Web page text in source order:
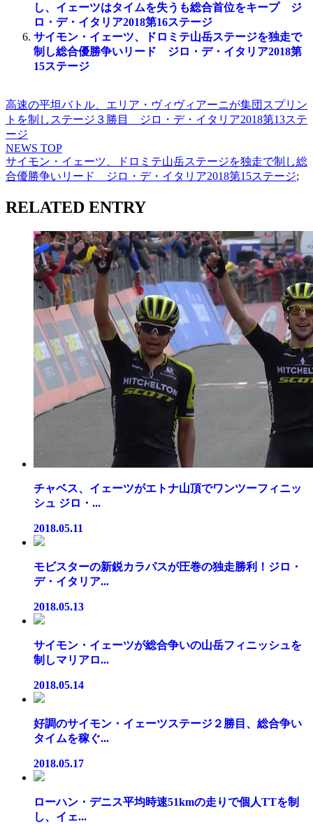
し、イェーツはタイムを失うも総合首位をキープ ジ
ロ・デ・イタリア2018第16ステージ
サイモン・イェーツ、ドロミテ山岳ステージを独走で
制し総合優勝争いリード ジロ・デ・イタリア2018第
15ステージ
高速の平坦バトル、エリア・ヴィヴィアーニが集団スプリン
トを制しステージ３勝目 ジロ・デ・イタリア2018第13ステ
ージ
NEWS TOP
サイモン・イェーツ、ドロミテ山岳ステージを独走で制し総
合優勝争いリード ジロ・デ・イタリア2018第15ステージ;
RELATED ENTRY
チャベス、イェーツがエトナ山頂でワンツーフィニッ
シュ ジロ・...
2018.05.11
モビスターの新鋭カラパスが圧巻の独走勝利！ジロ・
デ・イタリア...
2018.05.13
サイモン・イェーツが総合争いの山岳フィニッシュを
制しマリアロ...
2018.05.14
好調のサイモン・イェーツステージ２勝目、総合争い
タイムを稼ぐ...
2018.05.17
ローハン・デニス平均時速51kmの走りで個人TTを制
し、イェ...